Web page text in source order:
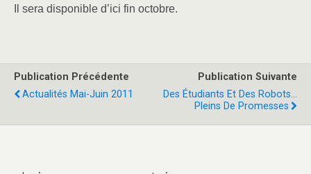
Il sera disponible d’ici fin octobre.
Publication Précédente
Actualités Mai-Juin 2011
Publication Suivante
Des Étudiants Et Des Robots...
Pleins De Promesses